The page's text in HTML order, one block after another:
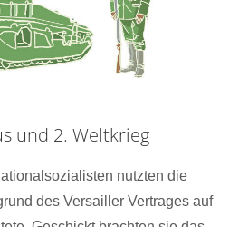
und 2. Weltkrieg
nutzten die
des Versailler Vertrages auf